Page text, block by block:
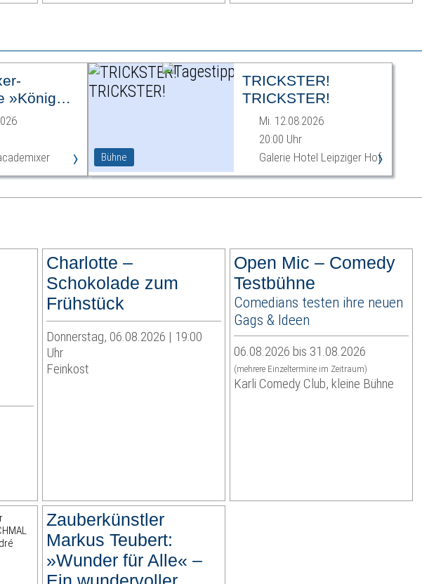
»König
› Bühne
TRICKSTER!
TRICKSTER!
Mi. 12.08.2026
20:00 Uhr
Galerie Hotel Leipziger Hof
›
Charlotte –
Schokolade zum
Frühstück
Donnerstag, 06.08.2026 | 19:00
Uhr
Feinkost
Open Mic – Comedy
Testbühne
Comedians testen ihre neuen
Gags & Ideen
06.08.2026 bis 31.08.2026
(mehrere Einzeltermine im Zeitraum)
Karli Comedy Club, kleine Bühne
Zauberkünstler
Markus Teubert:
»Wunder für Alle« –